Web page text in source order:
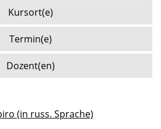
Kursort(e)
Termin(e)
Dozent(en)
(in russ. Sprache)